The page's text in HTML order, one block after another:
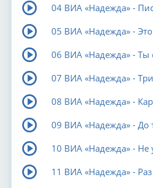
04 ВИА «Надежда» -
05 ВИА «Надежда» -
06 ВИА «Надежда» - Ты
07 ВИА «Надежда» -
08 ВИА «Надежда» -
09 ВИА «Надежда» - До
10 ВИА «Надежда» - Не
11 ВИА «Надежда» - Раз